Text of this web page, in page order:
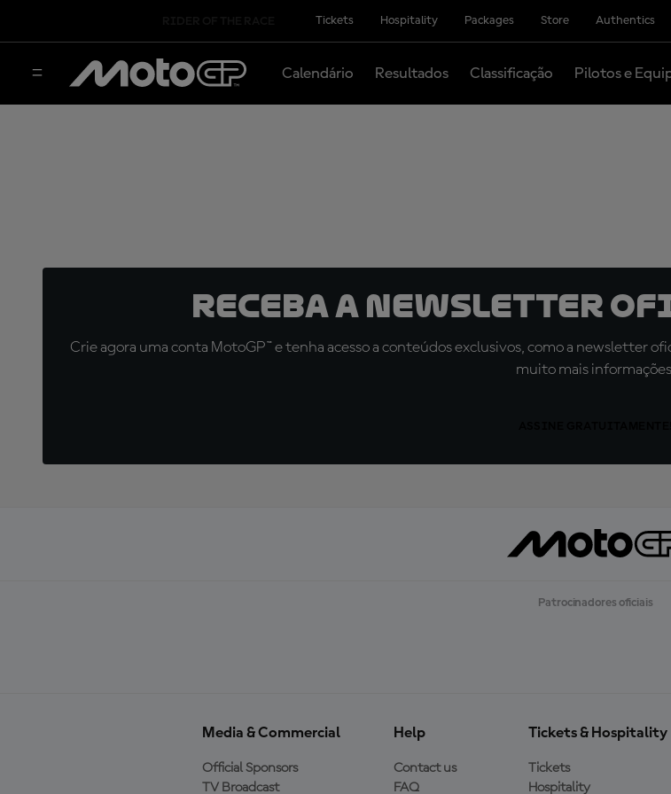
Tickets Hospitality Packages Store Authentics
Calendário Resultados Classificação Pilotos e
Receba a newsletter
Crie agora uma conta MotoGP™ e tenha acesso a conteúdos exclusivos, como a newsletter
muito mais
Patrocinadores oficiais
Media & Commercial
Official Sponsors
TV Broadcast
Help
Contact us
FAQ
Tickets & Hospitality
Tickets
Hospitality